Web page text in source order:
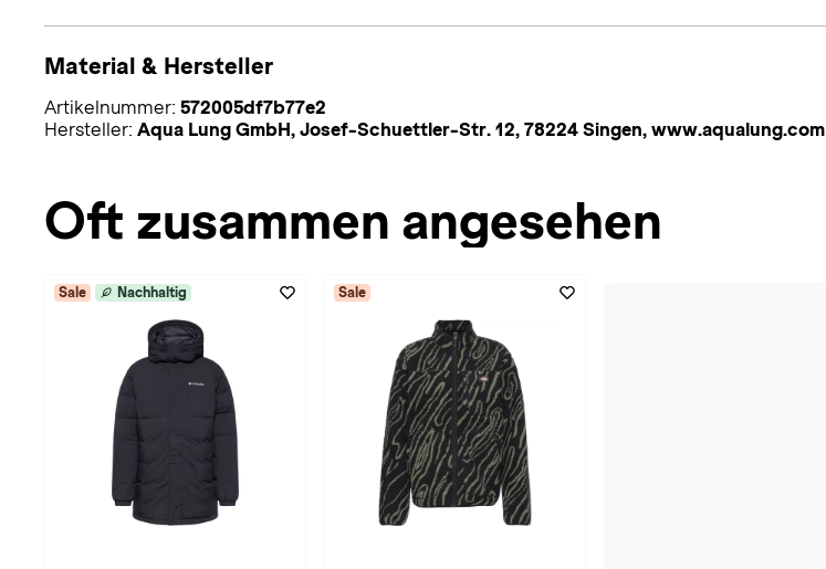
Material & Hersteller
Artikelnummer: 572005df7b77e2
Hersteller: Aqua Lung GmbH, Josef-Schuettler-Str. 12, 78224 Singen, www.aqualung.com
Oft zusammen angesehen
Sale Nachhaltig Sale